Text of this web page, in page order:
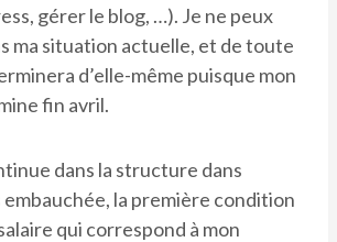
gérer le blog, …). Je ne peux
ma situation actuelle, et de toute
d’elle-même puisque mon
fin avril.
dans la structure dans
embauchée, la première condition
qui correspond à mon